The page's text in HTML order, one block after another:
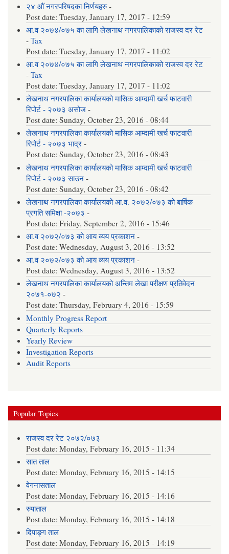
२४ औं नगरपरिषदका निर्णयहरु-
Post date:Tuesday, January 17, 2017 - 12:59
आ.व २०७४/०७५ का लागि लेखनाथ नगरपालिकाको राजस्व दर रेट
-Tax
Post date:Tuesday, January 17, 2017 - 11:02
आ.व २०७४/०७५ का लागि लेखनाथ नगरपालिकाको राजस्व दर रेट
-Tax
Post date:Tuesday, January 17, 2017 - 11:02
लेखनाथ नगरपालिका कार्यालयको मासिक आम्दामी खर्च फाटवारी
रिपोर्ट - २०७३ असोज -
Post date:Sunday, October 23, 2016 - 08:44
लेखनाथ नगरपालिका कार्यालयको मासिक आम्दामी खर्च फाटवारी
रिपोर्ट - २०७३ भाद्र-
Post date:Sunday, October 23, 2016 - 08:43
लेखनाथ नगरपालिका कार्यालयको मासिक आम्दामी खर्च फाटवारी
रिपोर्ट - २०७३ साउन-
Post date:Sunday, October 23, 2016 - 08:42
लेखनाथ नगरपालिका कार्यालयको आ.व. २०७२/०७३ को बार्षिक
प्रगति समिक्षा -२०७३-
Post date:Friday, September 2, 2016 - 15:46
आ.व २०७२/०७३ को आय व्यय प्रकाशन-
Post date:Wednesday, August 3, 2016 - 13:52
आ.व २०७२/०७३ को आय व्यय प्रकाशन-
Post date:Wednesday, August 3, 2016 - 13:52
लेखनाथ नगरपालिका कार्यालयको अन्तिम लेखा परीक्षण प्रतिवेदन
२०७१-०७२ -
Post date:Thursday, February 4, 2016 - 15:59
Monthly Progress Report
Quarterly Reports
Yearly Review
Investigation Reports
Audit Reports
Popular Topics
राजस्व दर रेट २०७२/०७३
Post date:Monday, February 16, 2015 - 11:34
सात ताल
Post date:Monday, February 16, 2015 - 14:15
वेगनासताल
Post date:Monday, February 16, 2015 - 14:16
रुपाताल
Post date:Monday, February 16, 2015 - 14:18
दिपाङ्ग ताल
Post date:Monday, February 16, 2015 - 14:19